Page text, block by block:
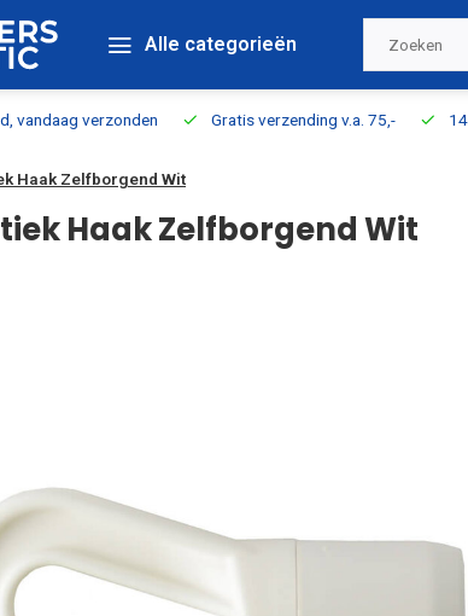
Alle categorieën
vandaag verzonden Gratis verzending v.a. 75,-
Haak Zelfborgend Wit
Haak Zelfborgend Wit